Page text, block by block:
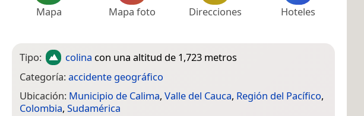
Mapa Mapa foto Direcciones Hoteles
Tipo: colina con una altitud de 1,723 metros
Categoría:accidente geográfico
Ubicación: Municipio de Calima, Valle del Cauca, Región del Pacífico,
Colombia, Sudamérica